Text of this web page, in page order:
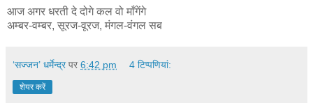
आज अगर धरती दे दोगे कल वो माँगेंगे
अम्बर-वम्बर, सूरज-वूरज, मंगल-वंगल सब
‘सज्जन’ धर्मेन्द्र पर 6:42 pm 4 टिप्‍पणियां:
शेयर करें